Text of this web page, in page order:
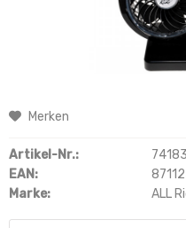
Merken
Artikel-Nr.:
EAN:
Marke:
ALL